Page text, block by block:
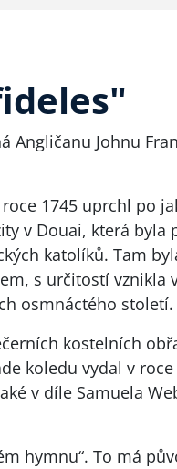
Angličanu Johnu
1745 uprchl po
v Douai, která byla
katolíků. Tam
s určitostí vznikla
osmnáctého století.
kostelních
koledu vydal v roce
v díle Samuela
hymnu“. To má